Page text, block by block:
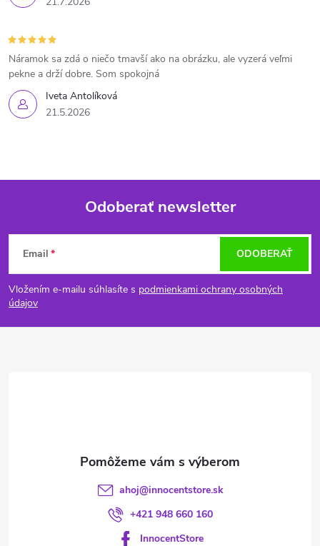
Iveta Antolíková
21.5.2026
Náramok sa zdá o niečo tmavší ako na obrázku, ale vyzerá veľmi
pekne a drží dobre. Som spokojná
Z
á
p
Odoberať newsletter
Email
Vložením e-mailu súhlasíte s podmienkami ochrany osobných
údajov
ODOBERAŤ
ahoj@innocentstore.sk
+421 948 660 160
InnocentStore